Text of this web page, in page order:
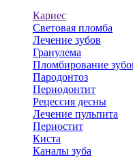
Кариес
Световая пломба
Лечение зубов
Гранулема
Пломбирование
Пародонтоз
Периодонтит
Рецессия десны
Лечение пульпита
Периостит
Киста
Каналы зуба